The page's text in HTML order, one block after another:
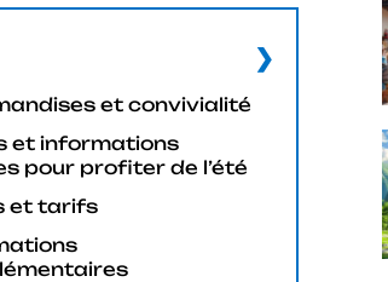
et convivialité
et informations
pour profiter de l’été
et tarifs